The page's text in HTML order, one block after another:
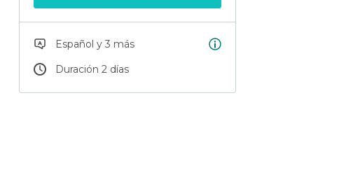
Español y 3 más
Duración 2 días